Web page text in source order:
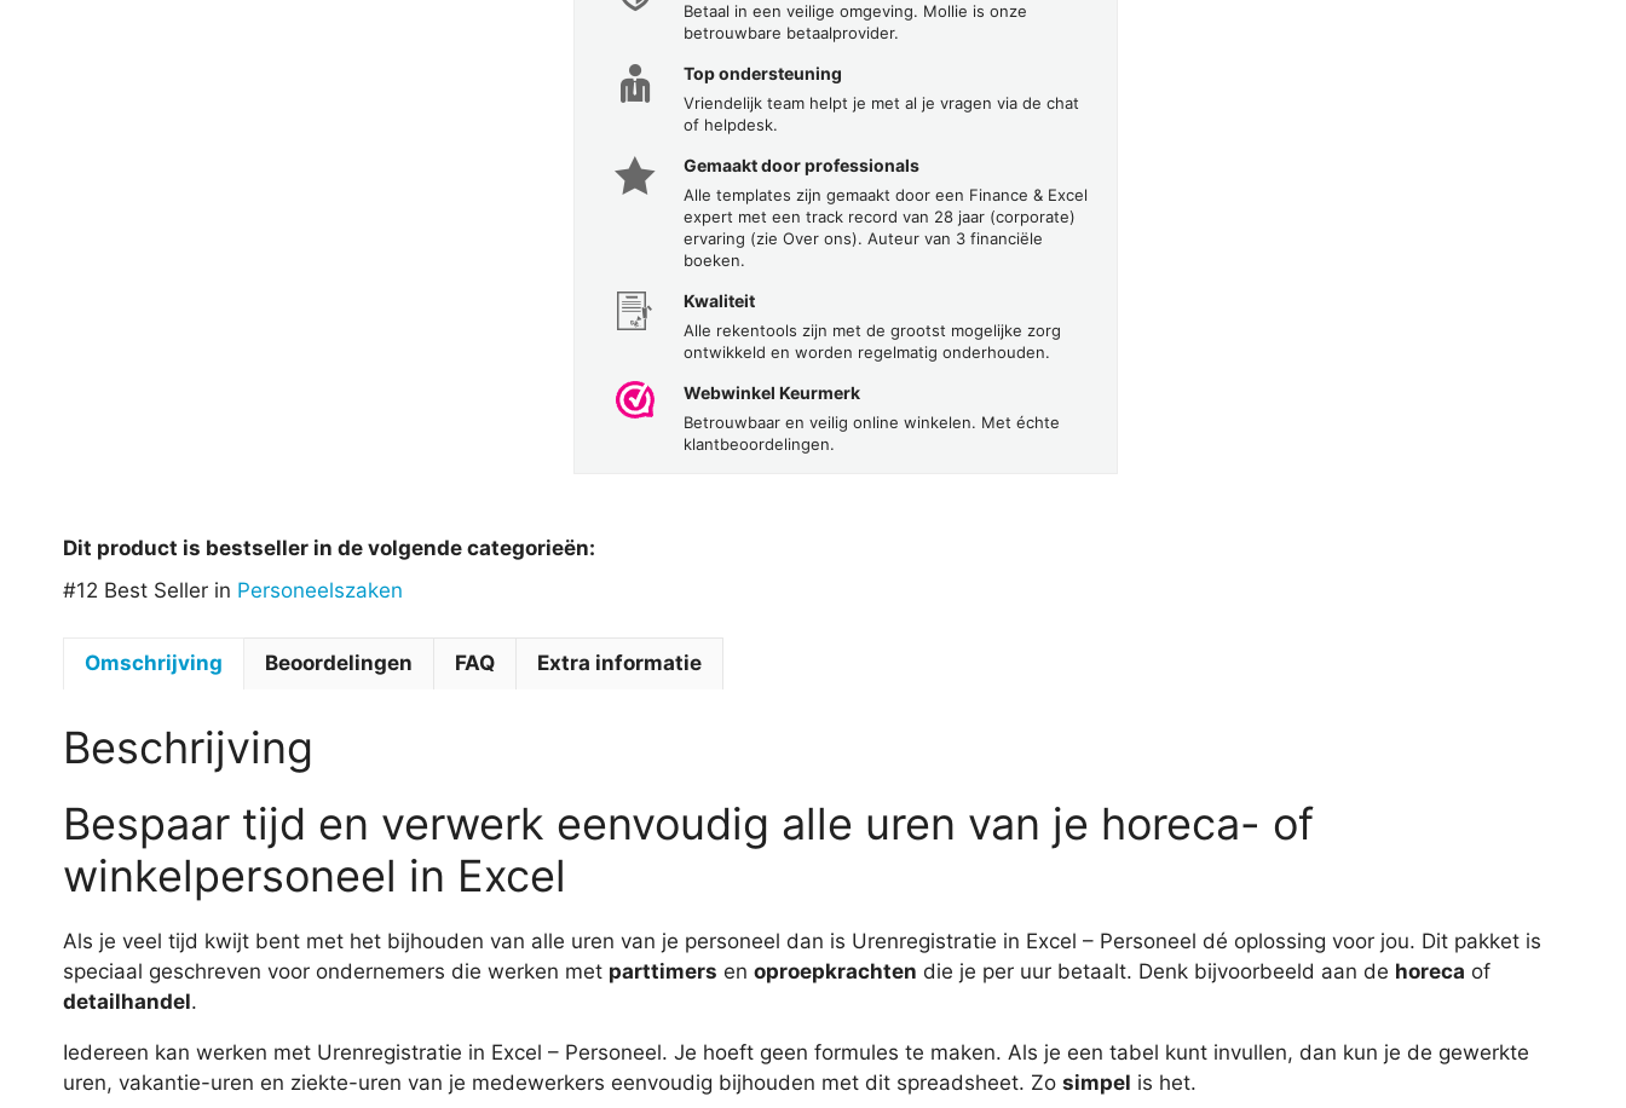
Betaal in een veilige omgeving. Mollie is onze
betrouwbare betaalprovider.
Top ondersteuning
Vriendelijk team helpt je met al je vragen via de chat
of helpdesk.
Gemaakt door professionals
Alle templates zijn gemaakt door een Finance & Excel
expert met een track record van 28 jaar (corporate)
ervaring (zie Over ons). Auteur van 3 financiële
boeken.
Kwaliteit
Alle rekentools zijn met de grootst mogelijke zorg
ontwikkeld en worden regelmatig onderhouden.
Webwinkel Keurmerk
Betrouwbaar en veilig online winkelen. Met échte
klantbeoordelingen.
Dit product is bestseller in de volgende categorieën:
#12 Best Seller in Personeelszaken
Omschrijving Beoordelingen FAQ Extra informatie
Beschrijving
Bespaar tijd en verwerk eenvoudig alle uren van je horeca- of
winkelpersoneel in Excel
Als je veel tijd kwijt bent met het bijhouden van alle uren van je personeel dan is Urenregistratie in Excel – Personeel dé oplossing voor jou. Dit pakket is
speciaal geschreven voor ondernemers die werken met parttimers en oproepkrachten die je per uur betaalt. Denk bijvoorbeeld aan de horeca of
detailhandel.
Iedereen kan werken met Urenregistratie in Excel – Personeel. Je hoeft geen formules te maken. Als je een tabel kunt invullen, dan kun je de gewerkte
uren, vakantie-uren en ziekte-uren van je medewerkers eenvoudig bijhouden met dit spreadsheet. Zo simpel is het.